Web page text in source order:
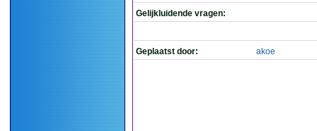
Gelijkluidende vragen:
Geplaatst door: akoe